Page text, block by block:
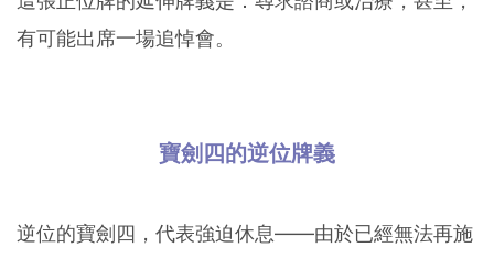
有可能出席一場追悼會。
寶劍四的逆位牌義
逆位的寶劍四，代表強迫休息——由於已經無法再施